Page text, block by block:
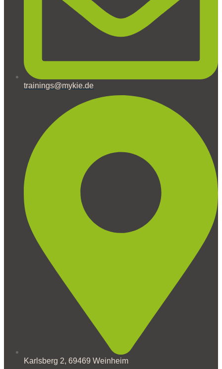
trainings@mykie.de
Karlsberg 2, 69469 Weinheim